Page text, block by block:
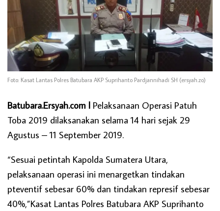
Foto: Kasat Lantas Polres Batubara AKP Suprihanto Pardjannihadi SH (ersyah.zo)
Batubara.Ersyah.com l Pelaksanaan Operasi Patuh
Toba 2019 dilaksanakan selama 14 hari sejak 29
Agustus – 11 September 2019.
“Sesuai petintah Kapolda Sumatera Utara,
pelaksanaan operasi ini menargetkan tindakan
pteventif sebesar 60% dan tindakan represif sebesar
40%,”Kasat Lantas Polres Batubara AKP Suprihanto